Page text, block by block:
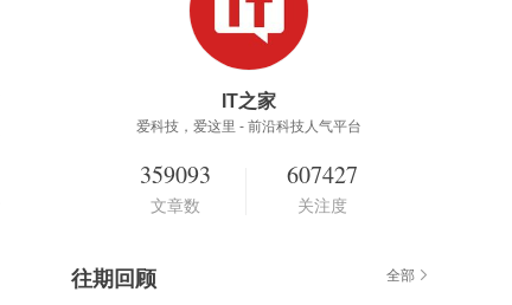
IT之家
爱科技，爱这里 - 前沿科技人气平台
359093
文章数
607427
关注度
往期回顾 全部